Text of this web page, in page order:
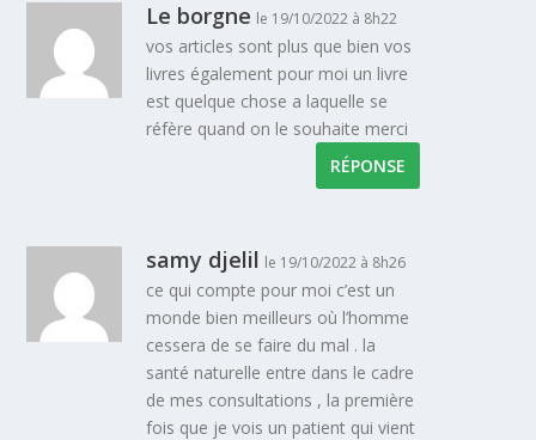
Le borgne le 19/10/2022 à 8h22
vos articles sont plus que bien vos
livres également pour moi un livre
est quelque chose a laquelle se
réfère quand on le souhaite merci
RÉPONSE
samy djelil le 19/10/2022 à 8h26
ce qui compte pour moi c’est un
monde bien meilleurs où l’homme
cessera de se faire du mal . la
santé naturelle entre dans le cadre
de mes consultations , la première
fois que je vois un patient qui vient